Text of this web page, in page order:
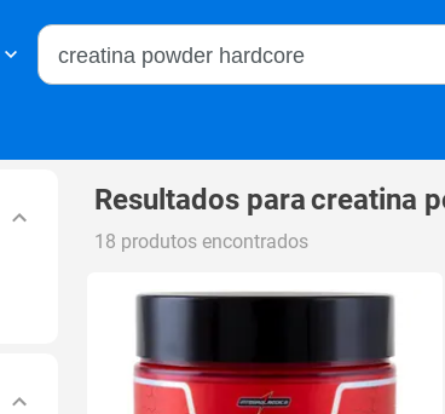
Buscar no Magalu
Resultados paracreatina
18 produtos encontrados